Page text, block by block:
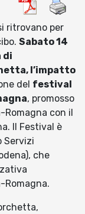
ritrovano per
Sabato 14
di
l’impatto
del festival
, promosso
Romagna con il
Il Festival è
Servizi
che
Romagna.